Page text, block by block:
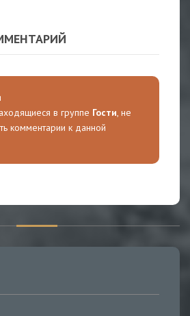
в группе Гости, не
комментарии к данной